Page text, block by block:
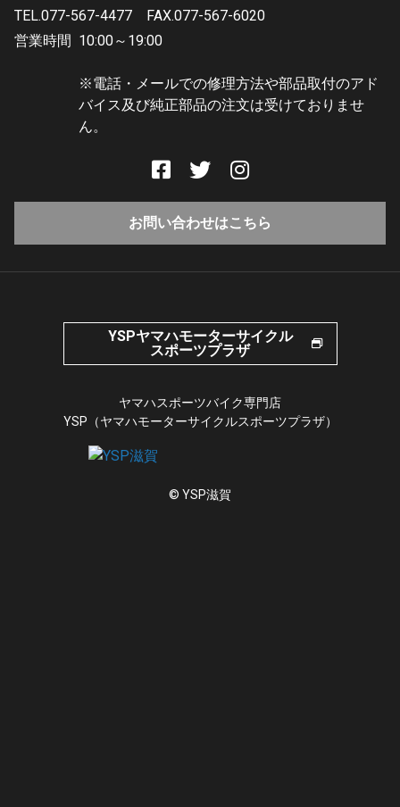
TEL.077-567-4477
FAX.077-567-6020
営業時間 10:00～19:00
※電話・メールでの修理方法や部品取付のアド
バイス及び純正部品の注文は受けておりませ
ん。
お問い合わせはこちら
YSPヤマハモーターサイクル
スポーツプラザ
ヤマハスポーツバイク専門店
YSP（ヤマハモーターサイクルスポーツプラザ）
© YSP滋賀